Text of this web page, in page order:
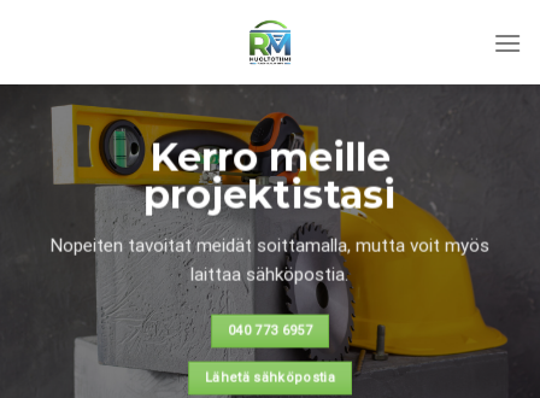
Kerro meille
projektistasi
Nopeiten tavoitat meidät soittamalla, mutta voit myös
laittaa sähköpostia.
040 773 6957
Lähetä sähköpostia